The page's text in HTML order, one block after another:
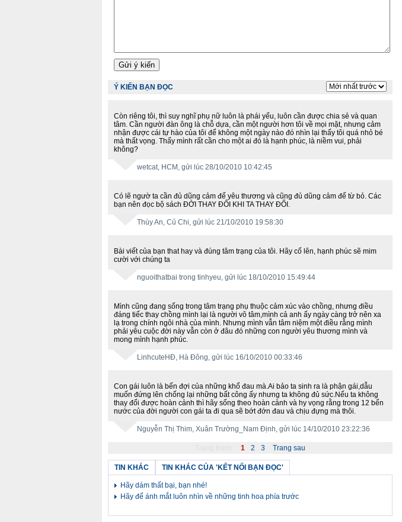
Ý KIẾN BẠN ĐỌC
Còn riêng tôi, thì suy nghĩ phụ nữ luôn là phái yếu, luôn cần được chia sẻ và quan
tâm. Cần người đàn ông là chỗ dựa, cần một người hơn tôi về mọi mặt, nhưng cảm
nhận được cái tự hào của tôi để không một ngày nào đó nhìn lại thấy tôi quá nhỏ bé
mà thất vọng. Thấy mình rất cần cho một ai đó là hạnh phúc, là niềm vui, phải
không?
wetcat, HCM, gửi lúc 28/10/2010 10:42:45
Có lẽ ngườ ta cần đủ dũng cảm để yêu thương và cũng đủ dũng cảm để từ bỏ. Các
bạn nên đọc bộ sách ĐỜI THAY ĐỔI KHI TA THAY ĐỔI.
Thùy An, Củ Chi, gửi lúc 21/10/2010 19:58:30
Bài viết của bạn that hay và đúng tâm trạng của tôi. Hãy cố lên, hạnh phúc sẽ mim
cười với chúng ta
nguoithatbai trong tinhyeu, gửi lúc 18/10/2010 15:49:44
Mình cũng đang sống trong tâm trạng phụ thuộc cảm xúc vào chồng, nhưng điều
đáng tiếc thay chồng mình lại là người vô tâm,mình cả anh ấy ngày càng trở nên xa
lạ trong chính ngôi nhà của mình. Nhưng mình vẫn tâm niệm một điều rằng mình
phải yêu cuộc đời này vẫn còn ở đâu đó những con người yêu thương mình và
mong mình hạnh phúc.
LinhcuteHĐ, Hà Đông, gửi lúc 16/10/2010 00:33:46
Con gái luôn là bến đợi của những khổ đau mà.Ai bảo ta sinh ra là phận gái,dẫu
muốn đứng lên chống lại những bất công ấy nhưng ta không đủ sức.Nếu ta không
thay đổi được hoàn cảnh thì hãy sống theo hoàn cảnh và hy vọng rằng trong 12 bến
nước của đời người con gái ta đi qua sẽ bớt đớn đau và chịu đựng mà thôi.
Nguyễn Thị Thim, Xuân Trường_Nam Định, gửi lúc 14/10/2010 23:22:36
1 2 3 Trang sau
TIN KHÁC TIN KHÁC CỦA 'KẾT NỐI BẠN ĐỌC'
Hãy dám thất bại, bạn nhé!
Hãy để ánh mắt luôn nhìn về những tinh hoa phía trước